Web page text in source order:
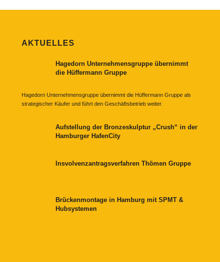
AKTUELLES
Hagedorn Unternehmensgruppe übernimmt
die Hüffermann Gruppe
Hagedorn Unternehmensgruppe übernimmt die Hüffermann Gruppe als
strategischer Käufer und führt den Geschäftsbetrieb weiter.
Aufstellung der Bronzeskulptur „Crush“ in der
Hamburger HafenCity
Insvolvenzantragsverfahren Thömen Gruppe
Brückenmontage in Hamburg mit SPMT &
Hubsystemen